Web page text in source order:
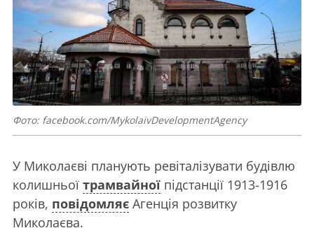
Фото: facebook.com/MykolaivDevelopmentAgency
У Миколаєві планують ревіталізувати будівлю
колишньої трамвайної підстанції 1913-1916
років, повідомляє Агенція розвитку
Миколаєва.